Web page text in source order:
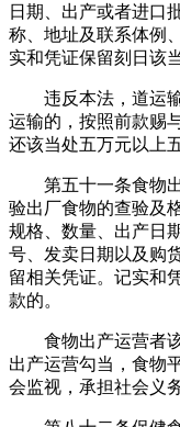
日期、出产或者进口
称、地址及联系体例
实和凭证保留刻日该
违反本法，道运输
运输的，按照前款赐
还该当处五万元以上
第五十一条食物出
验出厂食物的查验及
规格、数量、出产日
号、发卖日期以及购
留相关凭证。记实和
款的。
食物出产运营者该
出产运营勾当，食物
会监视，承担社会义务